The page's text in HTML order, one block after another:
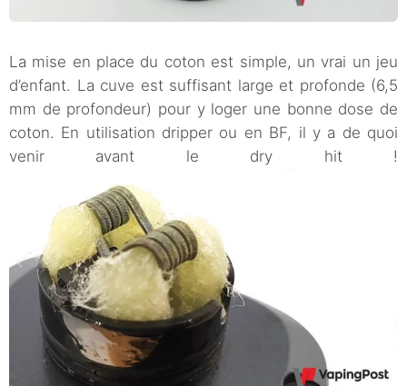
La mise en place du coton est simple, un vrai un jeu
d’enfant. La cuve est suffisant large et profonde (6,5
mm de profondeur) pour y loger une bonne dose de
coton. En utilisation dripper ou en BF, il y a de quoi
venir avant le dry hit !